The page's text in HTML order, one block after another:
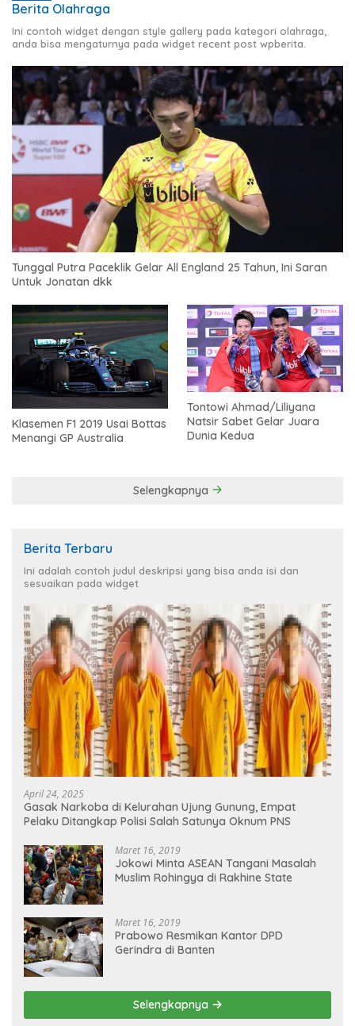
Berita Olahraga
Ini contoh widget dengan style gallery pada kategori olahraga,
anda bisa mengaturnya pada widget recent post wpberita.
Tunggal Putra Paceklik Gelar All England 25 Tahun, Ini Saran
Untuk Jonatan dkk
Klasemen F1 2019 Usai Bottas
Menangi GP Australia
Tontowi Ahmad/Liliyana
Natsir Sabet Gelar Juara
Dunia Kedua
Selengkapnya
Berita Terbaru
Ini adalah contoh judul deskripsi yang bisa anda isi dan
sesuaikan pada widget
April 24, 2025
Gasak Narkoba di Kelurahan Ujung Gunung, Empat
Pelaku Ditangkap Polisi Salah Satunya Oknum PNS
Maret 16, 2019
Jokowi Minta ASEAN Tangani Masalah
Muslim Rohingya di Rakhine State
Maret 16, 2019
Prabowo Resmikan Kantor DPD
Gerindra di Banten
Selengkapnya